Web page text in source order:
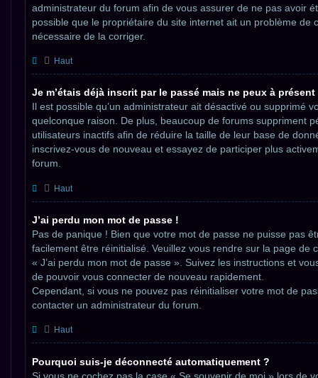
administrateur du forum afin de vous assurer de ne pas avoir
possible que le propriétaire du site internet ait un problème de
nécessaire de la corriger.
Haut
Je m’étais déjà inscrit par le passé mais ne peux à
Il est possible qu’un administrateur ait désactivé ou supprimé
quelconque raison. De plus, beaucoup de forums suppriment
utilisateurs inactifs afin de réduire la taille de leur base de
inscrivez-vous de nouveau et essayez de participer plus
forum.
Haut
J’ai perdu mon mot de passe !
Pas de panique ! Bien que votre mot de passe ne puisse pas
facilement être réinitialisé. Veuillez vous rendre sur la page de
« J’ai perdu mon mot de passe ». Suivez les instructions et
de pouvoir vous connecter de nouveau rapidement.
Cependant, si vous ne pouvez pas réinitialiser votre mot de
contacter un administrateur du forum.
Haut
Pourquoi suis-je déconnecté automatiquement ?
Si vous ne cochez pas la case « Se souvenir de moi » lors de